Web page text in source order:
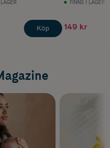
Köp
FINNS I LAGER
149 kr